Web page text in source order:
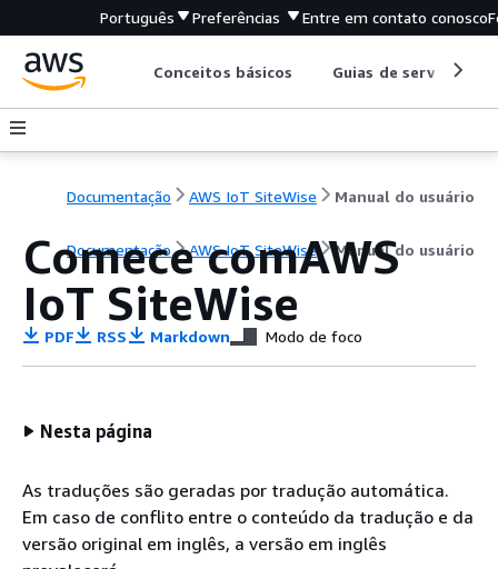
Português Preferências Entre em contato conosco
Conceitos básicos Guias de serviço
Documentação AWS IoT SiteWise Manual do usuário
Documentação AWS IoT SiteWise Manual do usuário
Comece comAWS
IoT SiteWise
PDF RSS Markdown Modo de foco
Nesta página
As traduções são geradas por tradução automática.
Em caso de conflito entre o conteúdo da tradução e da
versão original em inglês, a versão em inglês